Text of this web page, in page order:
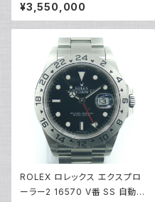
白文字盤 Y02641
¥3,550,000
ROLEX ロレックス エクスプロ
ーラー2 16570 V番 SS 自動巻